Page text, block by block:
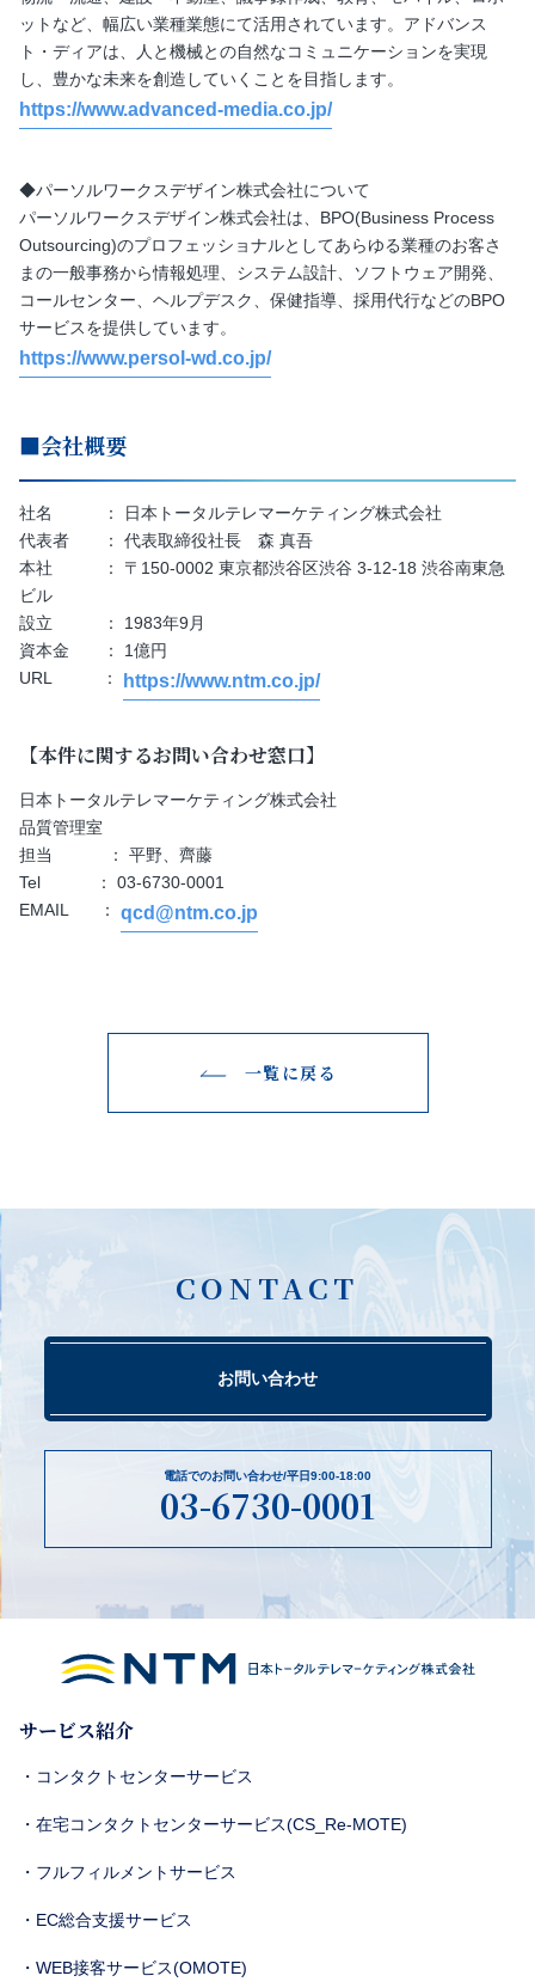
ットなど、幅広い業種業態にて活用されています。アドバンス
ト・ディアは、人と機械との自然なコミュニケーションを実現
し、豊かな未来を創造していくことを目指します。
https://www.advanced-media.co.jp/
◆パーソルワークスデザイン株式会社について
パーソルワークスデザイン株式会社は、BPO(Business Process
Outsourcing)のプロフェッショナルとしてあらゆる業種のお客さ
まの一般事務から情報処理、システム設計、ソフトウェア開発、
コールセンター、ヘルプデスク、保健指導、採用代行などのBPO
サービスを提供しています。
https://www.persol-wd.co.jp/
■会社概要
社名 ： 日本トータルテレマーケティング株式会社
代表者 ： 代表取締役社長 森 真吾
本社 ： 〒150-0002 東京都渋谷区渋谷 3-12-18 渋谷南東急
ビル
設立 ： 1983年9月
資本金 ： 1億円
URL ：
https://www.ntm.co.jp/
【本件に関するお問い合わせ窓口】
日本トータルテレマーケティング株式会社
品質管理室
担当 ： 平野、齊藤
Tel ： 03-6730-0001
EMAIL ： qcd@ntm.co.jp
一覧に戻る
CONTACT
お問い合わせ
電話でのお問い合わせ/平日9:00-18:00
03-6730-0001
サービス紹介
・コンタクトセンターサービス
・在宅コンタクトセンターサービス(CS_Re-MOTE)
・フルフィルメントサービス
・EC総合支援サービス
・WEB接客サービス(OMOTE)